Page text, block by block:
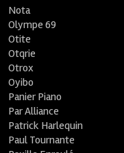
Nota
Olympe 69
Otite
Otqrie
Otrox
Oyibo
Panier Piano
Par Alliance
Patrick Harlequin
Paul Tournante